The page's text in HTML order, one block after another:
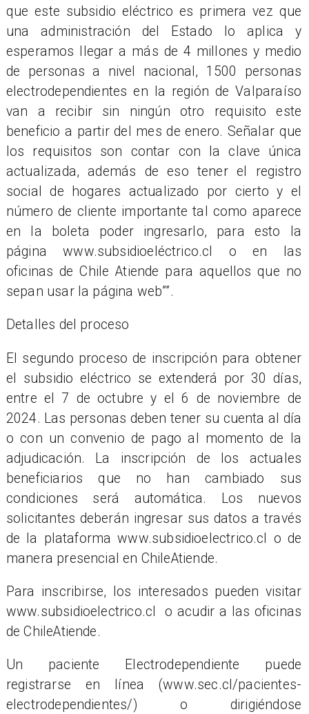
que este subsidio eléctrico es primera vez que
una administración del Estado lo aplica y
esperamos llegar a más de 4 millones y medio
de personas a nivel nacional, 1500 personas
electrodependientes en la región de Valparaíso
van a recibir sin ningún otro requisito este
beneficio a partir del mes de enero. Señalar que
los requisitos son contar con la clave única
actualizada, además de eso tener el registro
social de hogares actualizado por cierto y el
número de cliente importante tal como aparece
en la boleta poder ingresarlo, para esto la
página www.subsidioeléctrico.cl o en las
oficinas de Chile Atiende para aquellos que no
sepan usar la página web””.
Detalles del proceso
El segundo proceso de inscripción para obtener
el subsidio eléctrico se extenderá por 30 días,
entre el 7 de octubre y el 6 de noviembre de
2024. Las personas deben tener su cuenta al día
o con un convenio de pago al momento de la
adjudicación. La inscripción de los actuales
beneficiarios que no han cambiado sus
condiciones será automática. Los nuevos
solicitantes deberán ingresar sus datos a través
de la plataforma www.subsidioelectrico.cl o de
manera presencial en ChileAtiende.
Para inscribirse, los interesados pueden visitar
www.subsidioelectrico.cl o acudir a las oficinas
de ChileAtiende.
Un paciente Electrodependiente puede
registrarse en línea (www.sec.cl/pacientes-
electrodependientes/) o dirigiéndose